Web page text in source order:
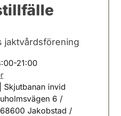
jaktvårdsförening
21:00
Skjutbanan invid
6 /
Jakobstad /